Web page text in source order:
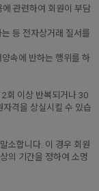
에 관련하여 회원이 부담
등 전자상거래 질서를
속에 반하는 행위를 하
회 이상 반복되거나 30
자격을 상실시킬 수 있습
소합니다. 이 경우 회원
의 기간을 정하여 소명